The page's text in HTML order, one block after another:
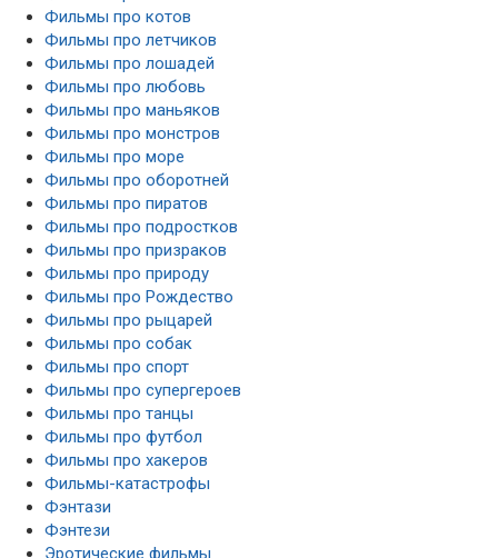
Фильмы про котов
Фильмы про летчиков
Фильмы про лошадей
Фильмы про любовь
Фильмы про маньяков
Фильмы про монстров
Фильмы про море
Фильмы про оборотней
Фильмы про пиратов
Фильмы про подростков
Фильмы про призраков
Фильмы про природу
Фильмы про Рождество
Фильмы про рыцарей
Фильмы про собак
Фильмы про спорт
Фильмы про супергероев
Фильмы про танцы
Фильмы про футбол
Фильмы про хакеров
Фильмы-катастрофы
Фэнтази
Фэнтези
Эротические фильмы